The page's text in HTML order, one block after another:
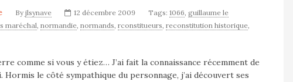
By jlsynave 12 décembre 2009 Tags: 1066, guillaume le
maréchal, normandie, normands, rconstitueurs, reconstitution historique,
comme si vous y étiez… J’ai fait la connaissance récemment de
le côté sympathique du personnage, j’ai découvert ses